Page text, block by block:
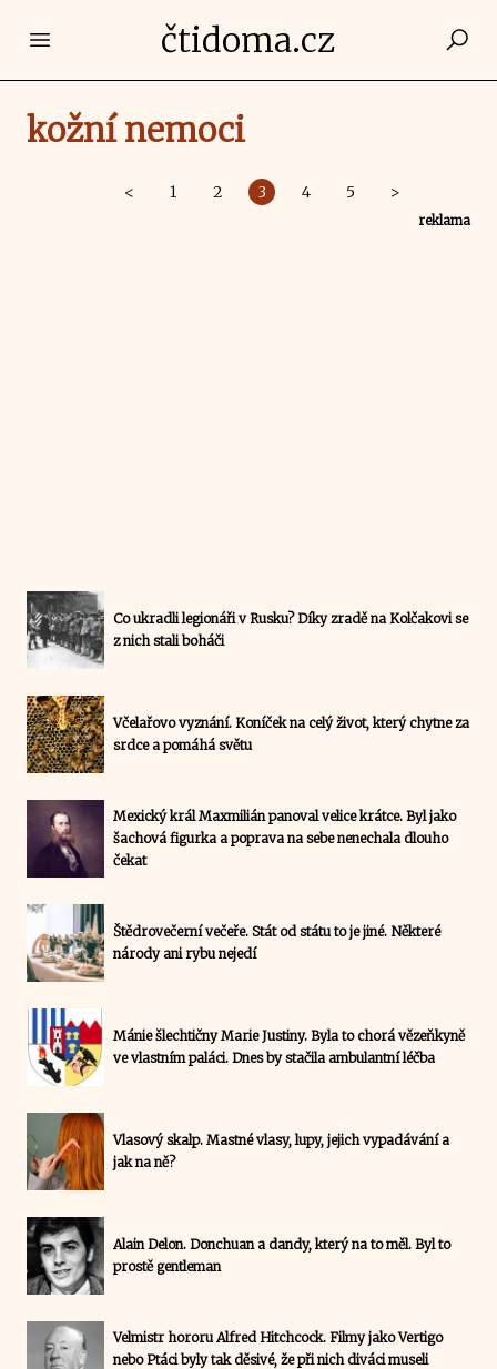
Open main menučtidoma.cz
kožní nemoci
< 1 2 3 4 5 >
reklama
Co ukradli legionáři v Rusku? Díky zradě na Kolčakovi se
z nich stali boháči
Včelařovo vyznání. Koníček na celý život, který chytne za
srdce a pomáhá světu
Mexický král Maxmilián panoval velice krátce. Byl jako
šachová figurka a poprava na sebe nenechala dlouho
čekat
Štědrovečerní večeře. Stát od státu to je jiné. Některé
národy ani rybu nejedí
Mánie šlechtičny Marie Justiny. Byla to chorá vězeňkyně
ve vlastním paláci. Dnes by stačila ambulantní léčba
Vlasový skalp. Mastné vlasy, lupy, jejich vypadávání a
jak na ně?
Alain Delon. Donchuan a dandy, který na to měl. Byl to
prostě gentleman
Velmistr hororu Alfred Hitchcock. Filmy jako Vertigo
nebo Ptáci byly tak děsivé, že při nich diváci museli